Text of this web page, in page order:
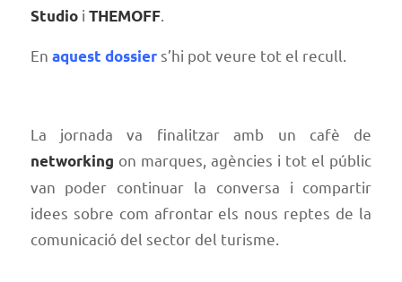
Studioi THEMOFF.
En aquest dossiers’hi pot veure tot el recull.
La jornada va finalitzar amb un cafè de
networking on marques, agències i tot el públic
van poder continuar la conversa i compartir
idees sobre com afrontar els nous reptes de la
comunicació del sector del turisme.